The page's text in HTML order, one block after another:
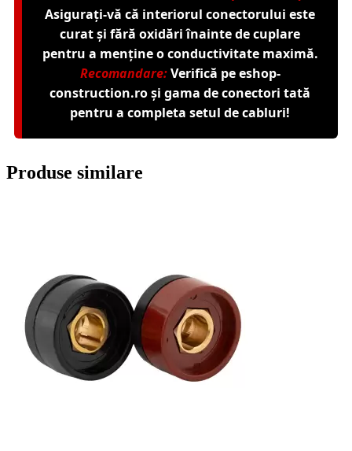
Asigurați-vă că interiorul conectorului este
curat și fără oxidări înainte de cuplare
pentru a menține o conductivitate maximă.
Recomandare:Verifică peeshop-
construction.roși gama deconectori tată
pentru a completa setul de cabluri!
Produse similare